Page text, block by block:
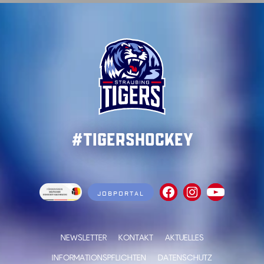
#TigersHockey
JOBPORTAL
NEWSLETTER KONTAKT
AKTUELLES
INFORMATIONSPFLICHTEN
DATENSCHUTZ